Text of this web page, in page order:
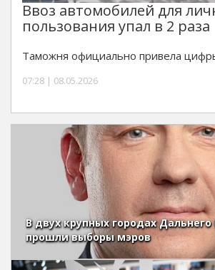
Ввоз автомобилей для
пользования упал в 2 раза
Таможня официально привела
07:28 | 08.05.2026
В двух крупных городах Дальнего
прошли выборы мэров